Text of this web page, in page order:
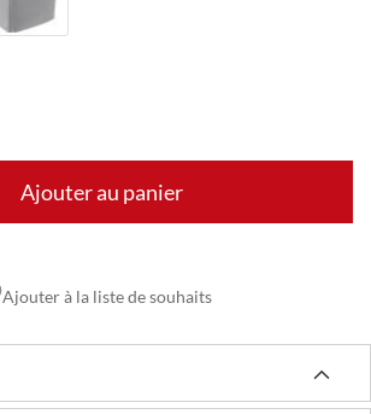
Ajouter au panier
Ajouter à la liste de souhaits